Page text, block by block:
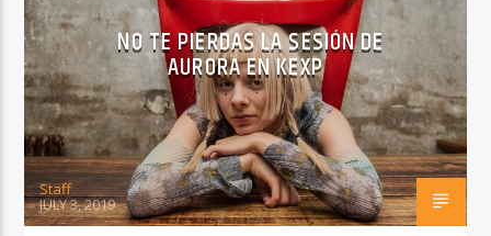
ARTIST
RadioAlternativo Live
NO TE PIERDAS LA SESIÓN DE
AURORA EN KEXP
Staff
JULY 3, 2019